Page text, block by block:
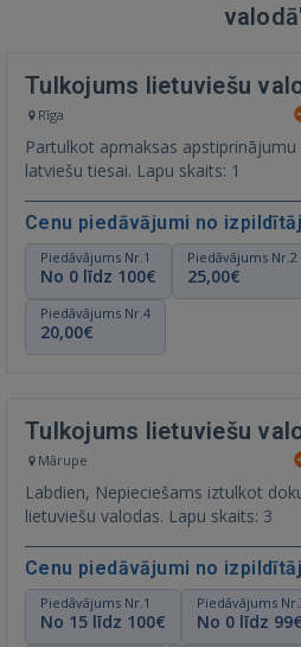
Tulkojums lietuviešu
Rīga
Partulkot apmaksas
latviešu tiesai. Lapu skaits: 1
Cenu piedāvājumi no
Piedāvājums Nr.1
No 0 līdz 100€
Piedāvājums Nr.2
25,00€
Piedāvājums Nr.4
20,00€
Tulkojums lietuviešu
Mārupe
Labdien, Nepieciešams iztulkot dokumentus no latviešu uz
lietuviešu valodas. Lapu skaits: 3
Cenu piedāvājumi no
Piedāvājums Nr.1
No 15 līdz 100€
Piedāvājums
No 0 līdz 99€